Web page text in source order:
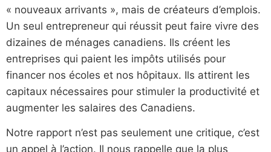
« nouveaux arrivants », mais de créateurs d’emplois.
Un seul entrepreneur qui réussit peut faire vivre des
dizaines de ménages canadiens. Ils créent les
entreprises qui paient les impôts utilisés pour
financer nos écoles et nos hôpitaux. Ils attirent les
capitaux nécessaires pour stimuler la productivité et
augmenter les salaires des Canadiens.
Notre rapport n’est pas seulement une critique, c’est
un appel à l’action. Il nous rappelle que la plus